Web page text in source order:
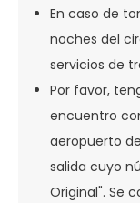
En caso de
noches del
servicios de
Por favor,
encuentro
aeropuerto
salida cuyo
Original". Se